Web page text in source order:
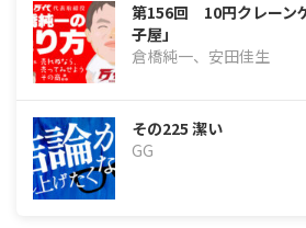
第156回 10円クレーン
子屋」
倉橋純一、安田佳生
その225 潔い
GG